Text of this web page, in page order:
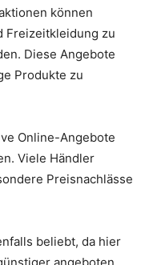
können
Freizeitkleidung zu
Diese Angebote
Produkte zu
Online-Angebote
Viele Händler
Preisnachlässe
beliebt, da hier